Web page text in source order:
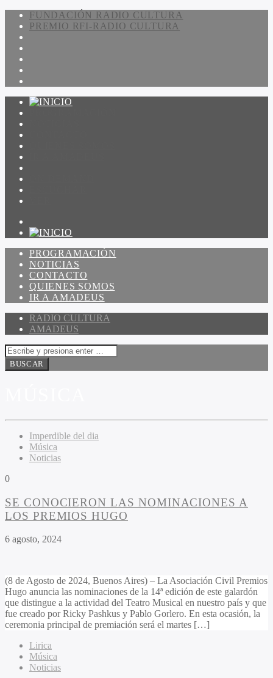
FUNDACIÓN RADIO CULTURA
PREMIO RFI-RADIO CULTURA
PROGRAMACIÓN
NOTICIAS
CONTACTO
QUIENES SOMOS
IR A AMADEUS
RADIO CULTURA
AMADEUS
Imperdible del dia
Música
Noticias
0
SE CONOCIERON LAS NOMINACIONES A
LOS PREMIOS HUGO
6 agosto, 2024
(8 de Agosto de 2024, Buenos Aires) – La Asociación Civil Premios
Hugo anuncia las nominaciones de la 14ª edición de este galardón
que distingue a la actividad del Teatro Musical en nuestro país y que
fue creado por Ricky Pashkus y Pablo Gorlero. En esta ocasión, la
ceremonia principal de premiación será el martes […]
Lirica
Música
Noticias